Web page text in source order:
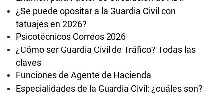
¿Se puede opositar a la Guardia Civil con
tatuajes en 2026?
Psicotécnicos Correos 2026
¿Cómo ser Guardia Civil de Tráfico? Todas las
claves
Funciones de Agente de Hacienda
Especialidades de la Guardia Civil: ¿cuáles son?